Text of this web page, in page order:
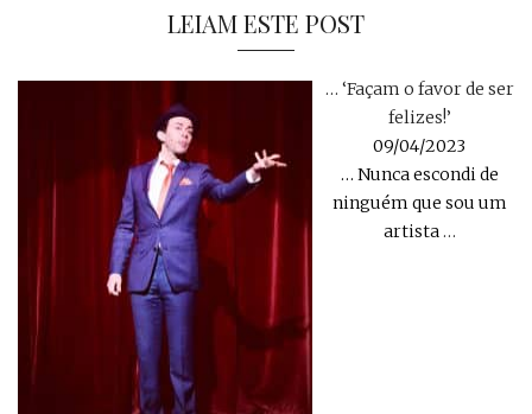
LEIAM ESTE POST
… ‘Façam o favor de ser
felizes!’
09/04/2023
… Nunca escondi de
ninguém que sou um
artista…